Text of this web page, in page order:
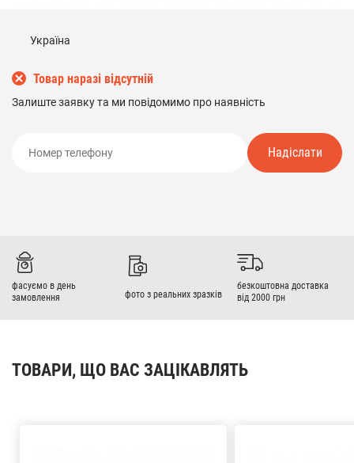
Україна
Товар наразі відсутній
Залиште заявку та ми повідомимо про наявність
Надіслати
фасуємо в день
замовлення
фото з реальних зразків
безкоштовна доставка
від 2000 грн
ТОВАРИ, ЩО ВАС ЗАЦІКАВЛЯТЬ